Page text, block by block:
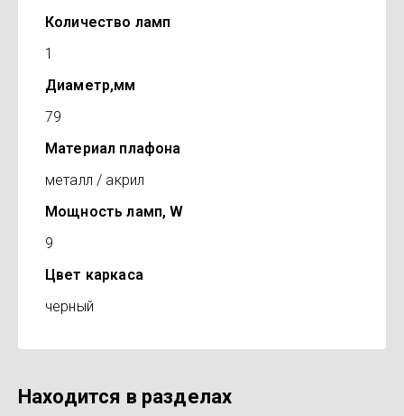
Количество ламп
1
Диаметр,мм
79
Материал плафона
металл / акрил
Мощность ламп, W
9
Цвет каркаса
черный
Находится в разделах